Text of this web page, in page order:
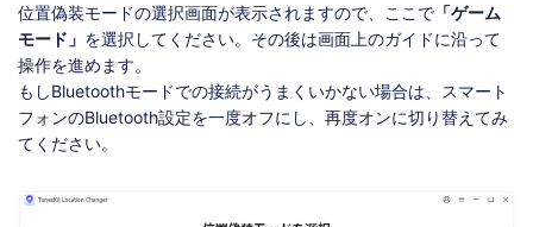
位置偽装モードの選択画面が表示されますので、ここで 「ゲーム
モード」 を選択してください。その後は画面上のガイドに沿って
操作を進めます。
もしBluetoothモードでの接続がうまくいかない場合は、スマート
フォンのBluetooth設定を一度オフにし、再度オンに切り替えてみ
てください。